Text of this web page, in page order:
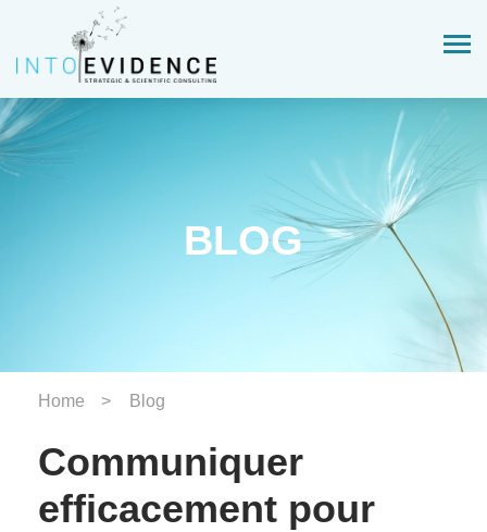
BLOG
Home Blog
Communiquer
efficacement pour